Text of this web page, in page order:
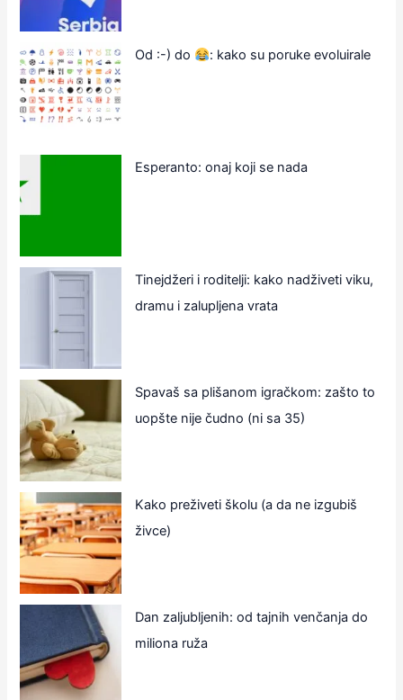
Od :-) do : kako su poruke evoluirale
Esperanto: onaj koji se nada
Tinejdžeri i roditelji: kako nadživeti viku,
dramu i zalupljena vrata
Spavaš sa plišanom igračkom: zašto to
uopšte nije čudno (ni sa 35)
Kako preživeti školu (a da ne izgubiš
živce)
Dan zaljubljenih: od tajnih venčanja do
miliona ruža